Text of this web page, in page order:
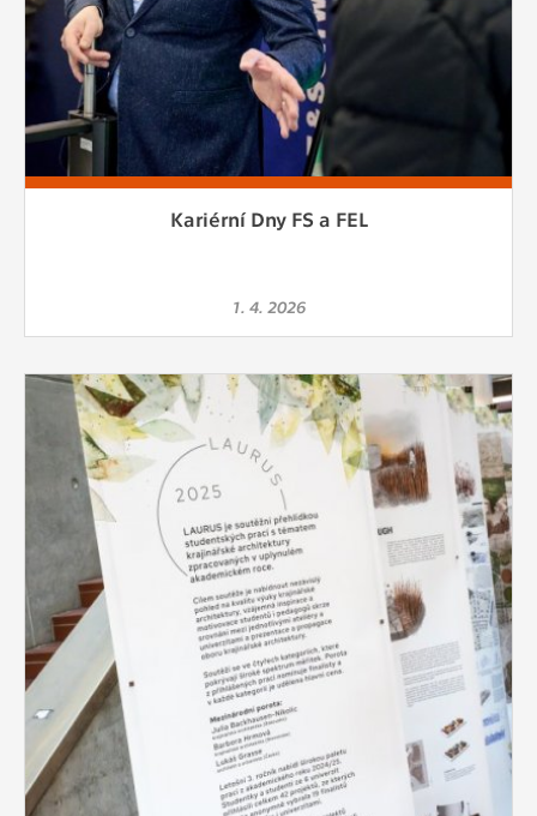
Kariérní Dny FS a FEL
1. 4. 2026